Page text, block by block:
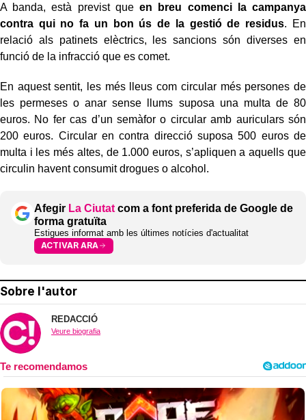
A banda, està previst queen breu comenci la campanya
contra qui no fa un bon ús de la gestió de residus. En
relació als patinets elèctrics, les sancions són diverses en
funció de la infracció que es comet.
En aquest sentit, les més lleus com circular més persones de
les permeses o anar sense llums suposa una multa de 80
euros. No fer cas d’un semàfor o circular amb auriculars són
200 euros. Circular en contra direcció suposa 500 euros de
multa i les més altes, de 1.000 euros, s’apliquen a aquells que
circulin havent consumit drogues o alcohol.
Afegir La Ciutat com a font preferida de Google de
forma gratuïta
Estigues informat amb les últimes notícies d'actualitat
ACTIVAR ARA
Sobre l'autor
REDACCIÓ
Veure biografia